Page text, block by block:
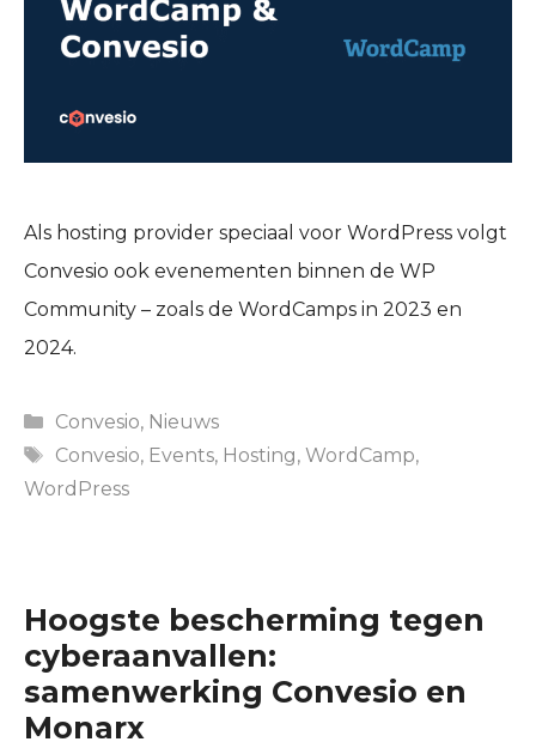
Als hosting provider speciaal voor WordPress volgt
Convesio ook evenementen binnen de WP
Community – zoals de WordCamps in 2023 en
2024.
Categories
Convesio, Nieuws
Tags
Convesio, Events, Hosting, WordCamp,
WordPress
Hoogste bescherming tegen
cyberaanvallen:
samenwerking Convesio en
Monarx